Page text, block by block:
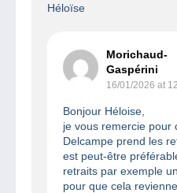
Héloïse
Morichaud-
Gaspérini
16/01/2026 at
Bonjour Héloise,
je vous remercie pour
Delcampe prend les
est peut-être
retraits par exemple
pour que cela